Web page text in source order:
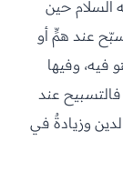
السلام حين
عند همٍّ أو
فيه، وفيها
فالتسبيح عند
وزيادةٌ في